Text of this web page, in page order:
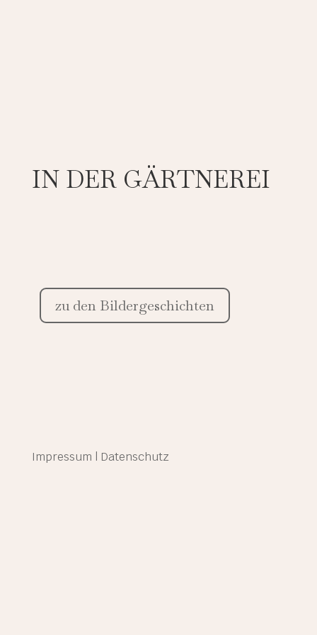
IN DER GÄRTNEREI
zu den Bildergeschichten
Impressum Datenschutz